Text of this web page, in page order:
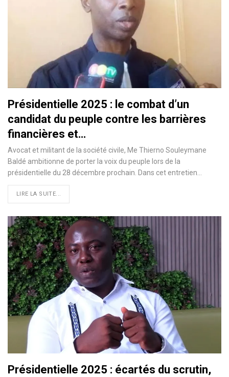
Présidentielle 2025 : le combat d’un
candidat du peuple contre les barrières
financières et…
Avocat et militant de la société civile, Me Thierno Souleymane
Baldé ambitionne de porter la voix du peuple lors de la
présidentielle du 28 décembre prochain. Dans cet entretien…
LIRE LA SUITE...
Présidentielle 2025 : écartés du scrutin,